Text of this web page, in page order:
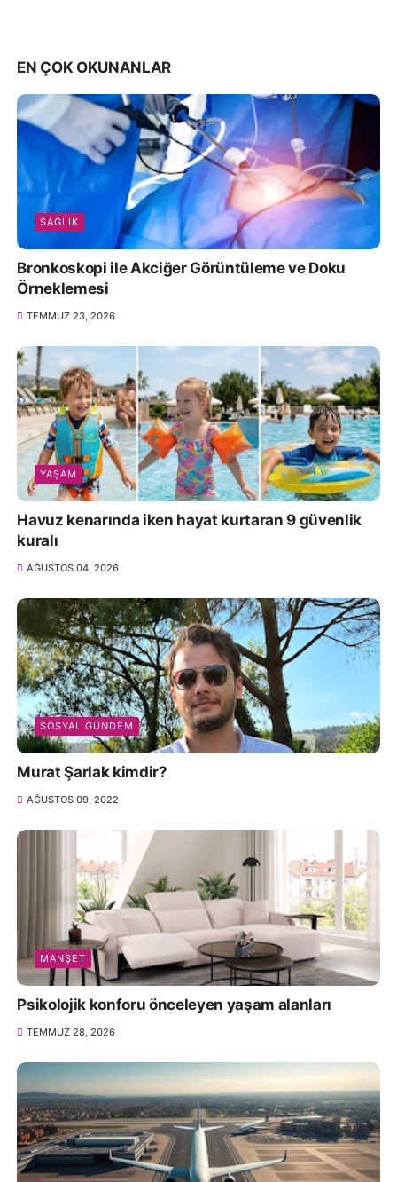
EN ÇOK OKUNANLAR
SAĞLIK
Bronkoskopi ile Akciğer Görüntüleme ve Doku
Örneklemesi
TEMMUZ 23, 2026
YAŞAM
Havuz kenarında iken hayat kurtaran 9 güvenlik
kuralı
AĞUSTOS 04, 2026
SOSYAL GÜNDEM
Murat Şarlak kimdir?
AĞUSTOS 09, 2022
MANŞET
Psikolojik konforu önceleyen yaşam alanları
TEMMUZ 28, 2026